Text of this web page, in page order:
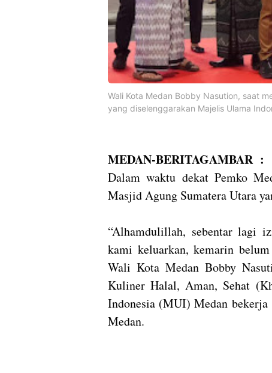
Wali Kota Medan Bobby Nasution, saat
yang diselenggarakan Majelis Ulama
MEDAN-BERITAGAMBAR :
Dalam waktu dekat Pemko
Masjid Agung Sumatera Utara
“Alhamdulillah, sebentar lagi
kami keluarkan, kemarin
Wali Kota Medan Bobby
Kuliner Halal, Aman, Sehat
Indonesia (MUI) Medan bekerja
Medan.